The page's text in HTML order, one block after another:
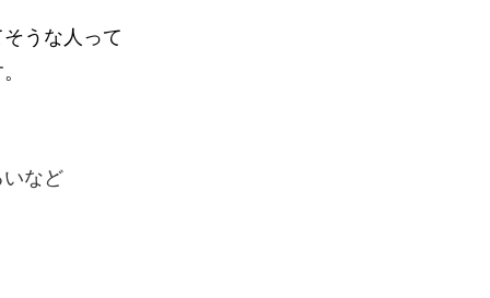
うな人って
など